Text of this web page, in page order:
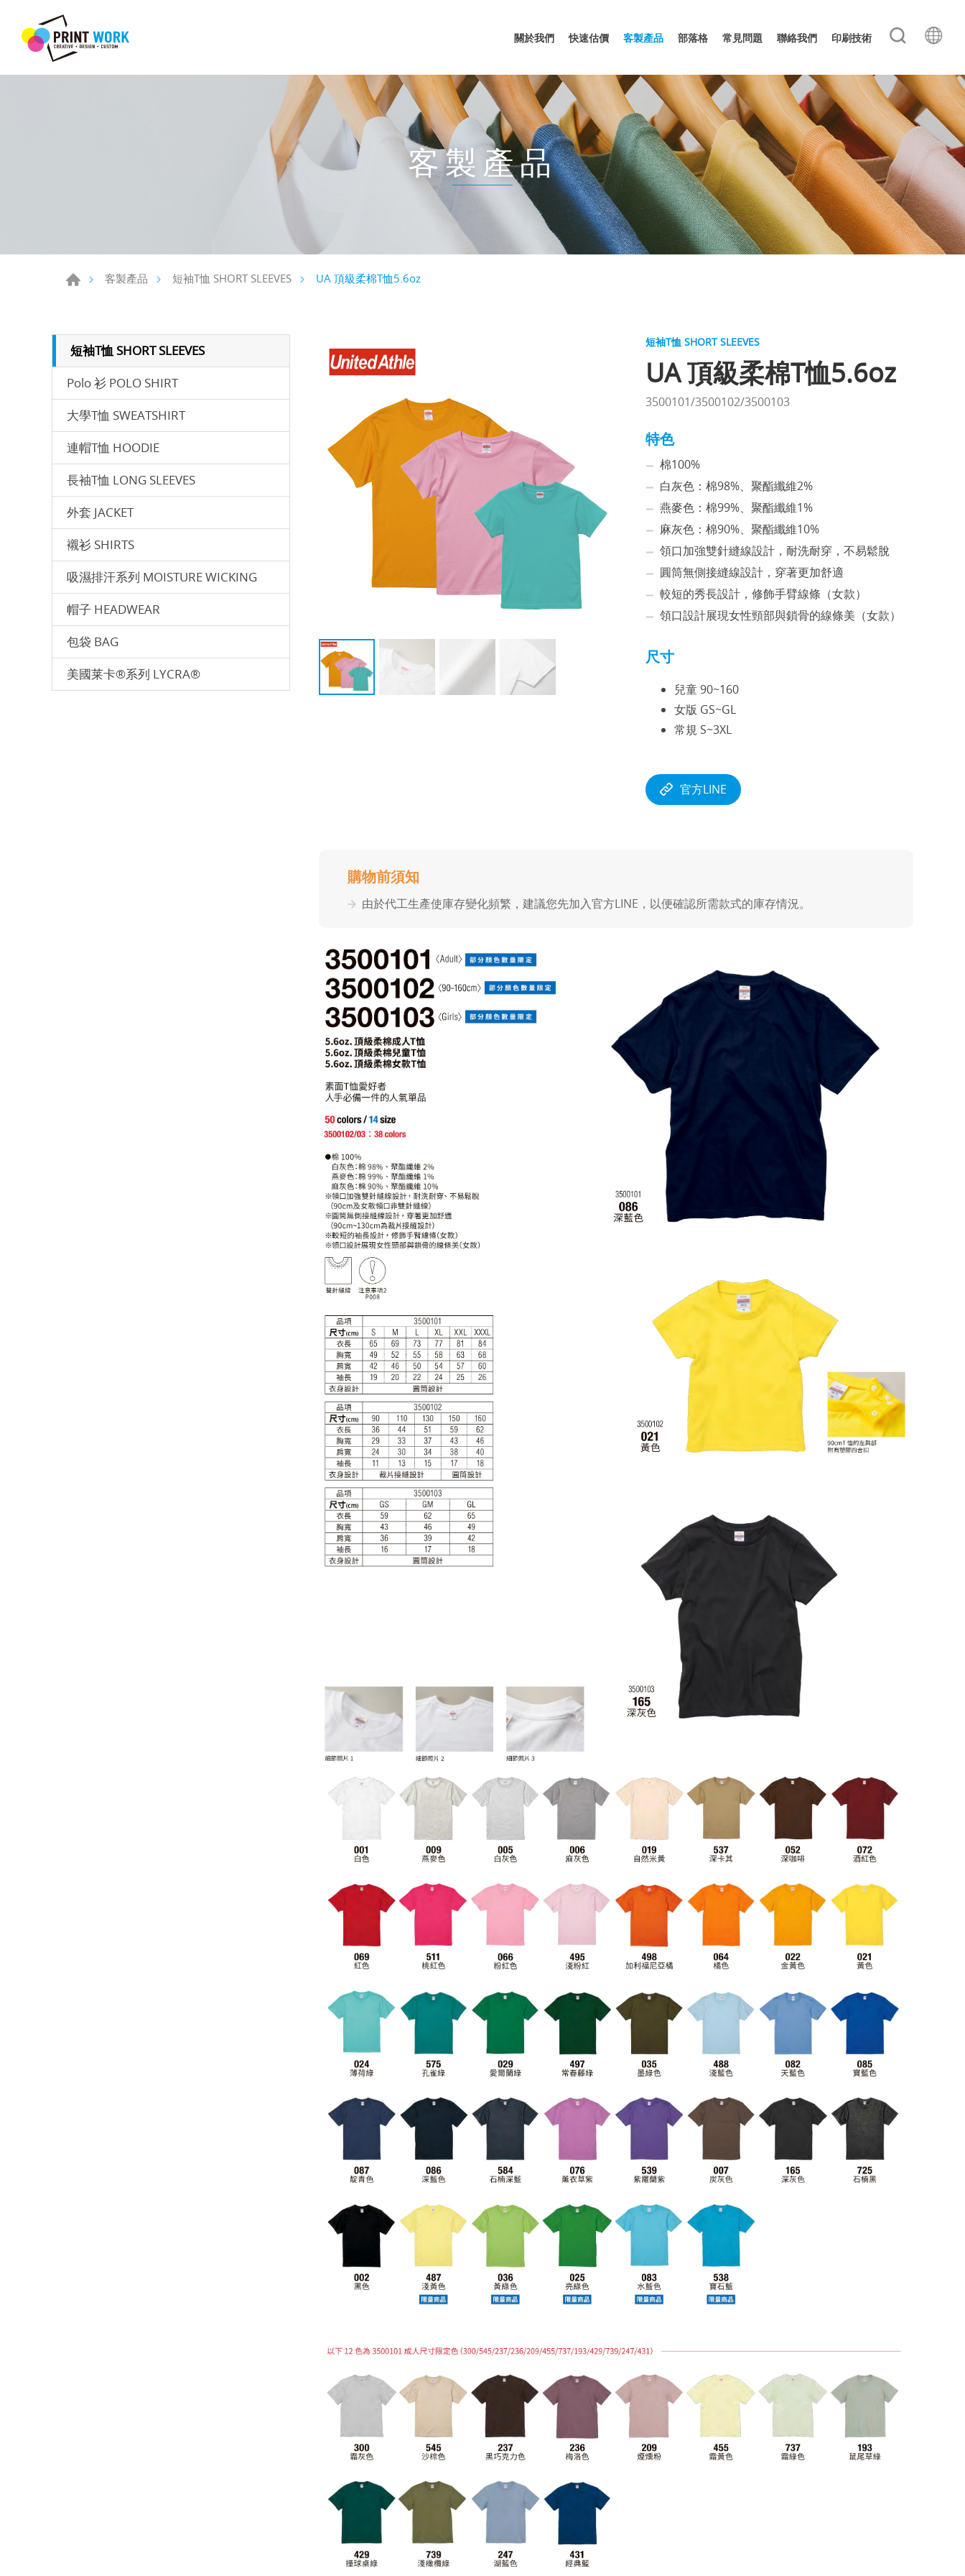
關於我們 快速估價 客製產品 部落格 常見問題 聯絡我們 印刷技術
客製產品
客製產品 短袖T恤 SHORT SLEEVES UA 頂級柔棉T恤5.6oz
短袖T恤 SHORT SLEEVES
Polo 衫 POLO SHIRT
⼤學T恤 SWEATSHIRT
連帽T恤 HOODIE
長袖T恤 LONG SLEEVES
外套 JACKET
襯衫 SHIRTS
吸濕排汗系列 MOISTURE WICKING
帽子 HEADWEAR
包袋 BAG
美國莱卡®系列 LYCRA®
短袖T恤 SHORT SLEEVES
UA 頂級柔棉T恤5.6oz
3500101/3500102/3500103
特色
棉100%
白灰色：棉98%、聚酯纖維2%
燕麥色：棉99%、聚酯纖維1%
麻灰色：棉90%、聚酯纖維10%
領口加強雙針縫線設計，耐洗耐穿，不易鬆脫
圓筒無側接縫線設計，穿著更加舒適
較短的秀長設計，修飾手臂線條（女款）
領口設計展現女性頸部與鎖骨的線條美（女款）
尺寸
兒童 90~160
女版 GS~GL
常規 S~3XL
官方LINE
購物前須知
由於代⼯⽣產使庫存變化頻繁，建議您先加入官⽅LINE，以便確認所需款式的庫存情況。